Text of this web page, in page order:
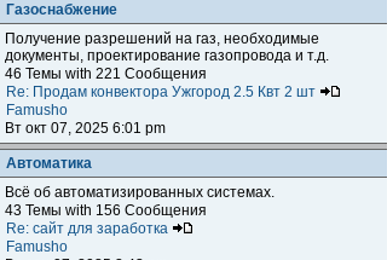
Газоснабжение
Получение разрешений на газ, необходимые
документы, проектирование газопровода и т.д.
46 Темы with 221 Сообщения
Re: Продам конвектора Ужгород 2.5 Квт 2 шт
Famusho
Вт окт 07, 2025 6:01 pm
Автоматика
Всё об автоматизированных системах.
43 Темы with 156 Сообщения
Re: сайт для заработка
Famusho